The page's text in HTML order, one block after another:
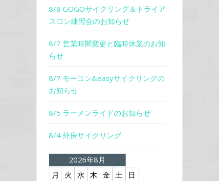
8/8 GOGOサイクリング＆トライア
スロン練習会のお知らせ
8/7 営業時間変更と臨時休業のお知
らせ
8/7 モーコン&easyサイクリングの
お知らせ
8/5 ラーメンライドのお知らせ
8/4 外房サイクリング
2026年8月
月
火 水 木 金 土
日